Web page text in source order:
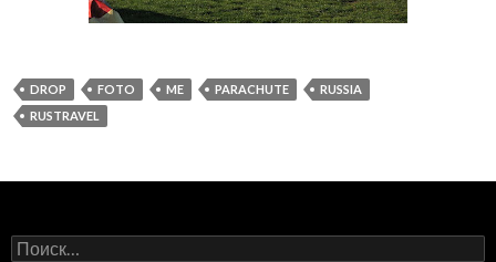
DROP FOTO ME PARACHUTE
RUSSIA
RUSTRAVEL
Найти: